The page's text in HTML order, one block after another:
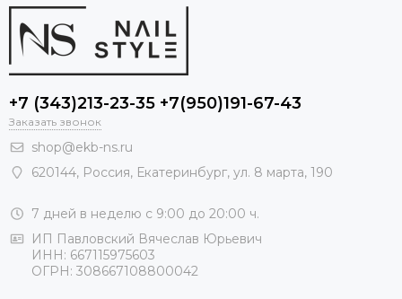
+7 (343)213-23-35 +7(950)191-67-43
Заказать звонок
shop@ekb-ns.ru
620144, Россия, Екатеринбург, ул. 8 марта, 190
7 дней в неделю с 9:00 до 20:00 ч.
ИП Павловский Вячеслав Юрьевич
ИНН: 667115975603
ОГРН: 308667108800042